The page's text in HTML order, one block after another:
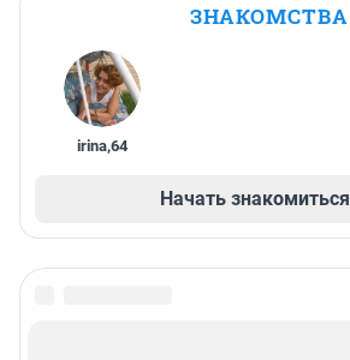
ЗНАКОМСТВА
irina,64
Начать знакомиться